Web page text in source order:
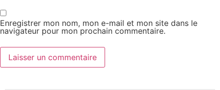
Enregistrer mon nom, mon e-mail et mon site dans le
navigateur pour mon prochain commentaire.